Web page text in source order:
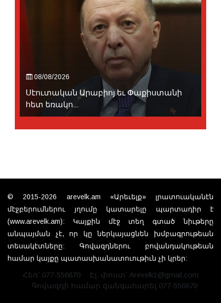
08/08/2026
Սէուտական Արաբիոյ եւ Փաքիստանի
հետ եռակո...
© 2015-2026 arevelk.am «Արեւելք» լրատուականէն
մէջբերումներու յղումը կատարելը պարտադիր է
(www.arevelk.am): Կայքին մէջ տեղ գտած նիւթերը
անպայման չէ, որ կը ներկայացնեն խմբագրութեան
տեսակէտները: Գովազդներու բովանդակութեան
համար կայքը պատասխանատուութիւն չի կրեր:
Հեռ՝ 077-556870
Էլ. փոստ՝ Arevelk1@gmail.com
Գովազդի համար զանգահարել`077-556870